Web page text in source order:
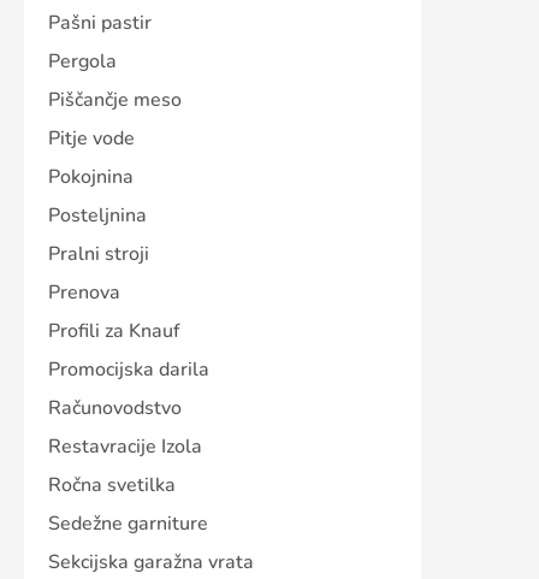
Pašni pastir
Pergola
Piščančje meso
Pitje vode
Pokojnina
Posteljnina
Pralni stroji
Prenova
Profili za Knauf
Promocijska darila
Računovodstvo
Restavracije Izola
Ročna svetilka
Sedežne garniture
Sekcijska garažna vrata